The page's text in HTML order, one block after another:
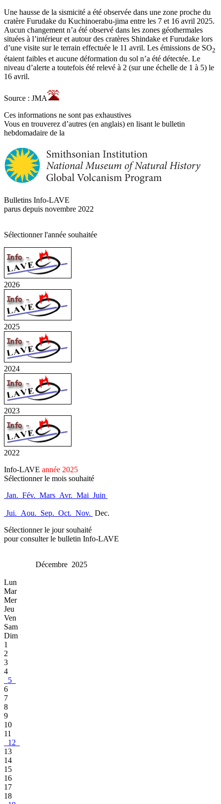
Une hausse de la sismicité a été observée dans une zone proche du
cratère Furudake du Kuchinoerabu-jima entre les 7 et 16 avril 2025.
Aucun changement n’a été observé dans les zones géothermales
situées à l’intérieur et autour des cratères Shindake et Furudake lors
d’une visite sur le terrain effectuée le 11 avril. Les émissions de SO2
étaient faibles et aucune déformation du sol n’a été détectée. Le
niveau d’alerte a toutefois été relevé à 2 (sur une échelle de 1 à 5) le
16 avril.
Source : JMA
Ces informations ne sont pas exhaustives
Vous en trouverez d’autres (en anglais) en lisant le bulletin
hebdomadaire de la
Bulletins Info-LAVE
parus depuis novembre 2022
Sélectionner l'année souhaitée
2026
2025
2024
2023
2022
Info-LAVE année 2025
Sélectionner le mois souhaité
Jan. Fév. Mars Avr. Mai Juin
Jui. Aou. Sep. Oct. Nov. Dec.
Sélectionner le jour souhaité
pour consulter le bulletin Info-LAVE
Décembre 2025
Lun
Mar
Mer
Jeu
Ven
Sam
Dim
1
2
3
4
5
6
7
8
9
10
11
12
13
14
15
16
17
18